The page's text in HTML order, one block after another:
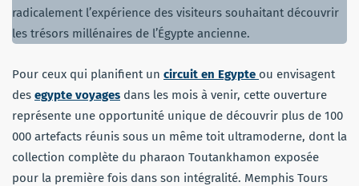
radicalement l’expérience des visiteurs souhaitant découvrir
les trésors millénaires de l’Égypte ancienne.
Pour ceux qui planifient un circuit en Egypte ou envisagent
des egypte voyages dans les mois à venir, cette ouverture
représente une opportunité unique de découvrir plus de 100
000 artefacts réunis sous un même toit ultramoderne, dont la
collection complète du pharaon Toutankhamon exposée
pour la première fois dans son intégralité. Memphis Tours